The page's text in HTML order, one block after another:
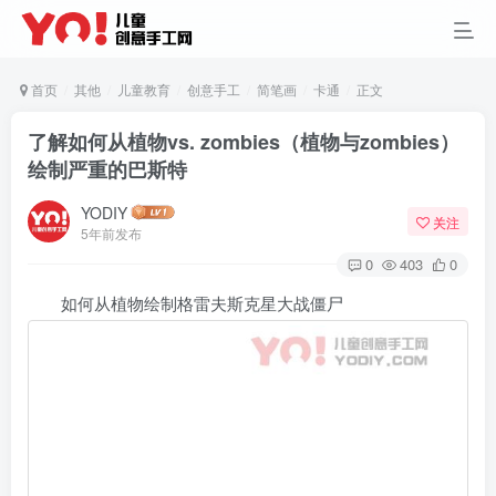
首页 其他 儿童教育 创意手工 简笔画 卡通 正文
了解如何从植物vs. zombies（植物与zombies）
绘制严重的巴斯特
YODIY
5年前发布
关注
0 403 0
如何从植物绘制格雷夫斯克星大战僵尸